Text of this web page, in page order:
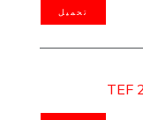
تحميل